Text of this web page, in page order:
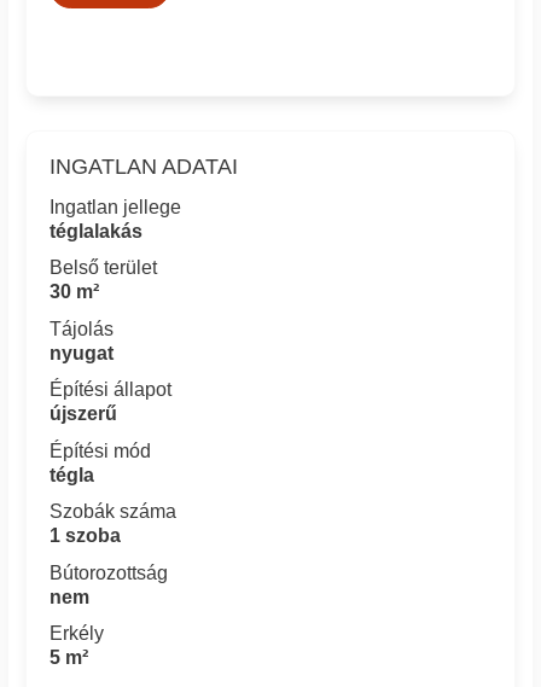
INGATLAN ADATAI
Ingatlan jellege
téglalakás
Belső terület
30 m²
Tájolás
nyugat
Építési állapot
újszerű
Építési mód
tégla
Szobák száma
1 szoba
Bútorozottság
nem
Erkély
5 m²